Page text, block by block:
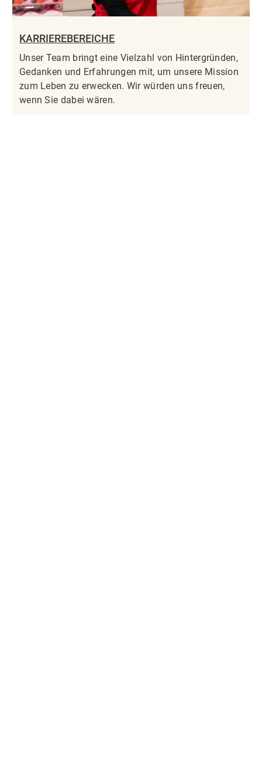
KARRIEREBEREICHE
Unser Team bringt eine Vielzahl von Hintergründen,
Gedanken und Erfahrungen mit, um unsere Mission
zum Leben zu erwecken. Wir würden uns freuen,
wenn Sie dabei wären.